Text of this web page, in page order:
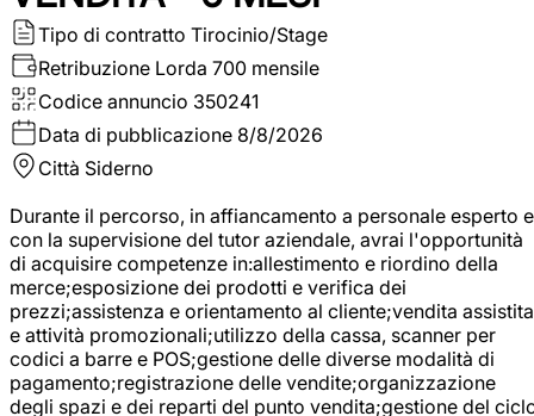
Tipo di contratto Tirocinio/Stage
Retribuzione Lorda 700 mensile
Codice annuncio 350241
Data di pubblicazione 8/8/2026
Città Siderno
Durante il percorso, in affiancamento a personale esperto e
con la supervisione del tutor aziendale, avrai l'opportunità
di acquisire competenze in:allestimento e riordino della
merce;esposizione dei prodotti e verifica dei
prezzi;assistenza e orientamento al cliente;vendita assistita
e attività promozionali;utilizzo della cassa, scanner per
codici a barre e POS;gestione delle diverse modalità di
pagamento;registrazione delle vendite;organizzazione
degli spazi e dei reparti del punto vendita;gestione del